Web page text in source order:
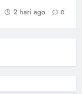
2 hari ago 0